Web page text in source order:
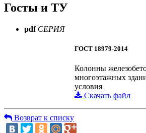
Госты и ТУ
pdf СЕРИЯ
ГОСТ 18979-2014
Колонны
многоэтажных
условия
Скачать файл
Возврат к списку